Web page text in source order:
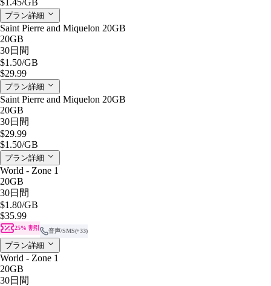
プラン詳細
Saint Pierre and Miquelon 20GB
20GB
30日間
$1.50/GB
$29.99
プラン詳細
Saint Pierre and Miquelon 20GB
20GB
30日間
$29.99
$1.50/GB
プラン詳細
World - Zone 1
20GB
30日間
$1.80/GB
$35.99
25% 割引 音声/SMS(+33)
プラン詳細
World - Zone 1
20GB
30日間